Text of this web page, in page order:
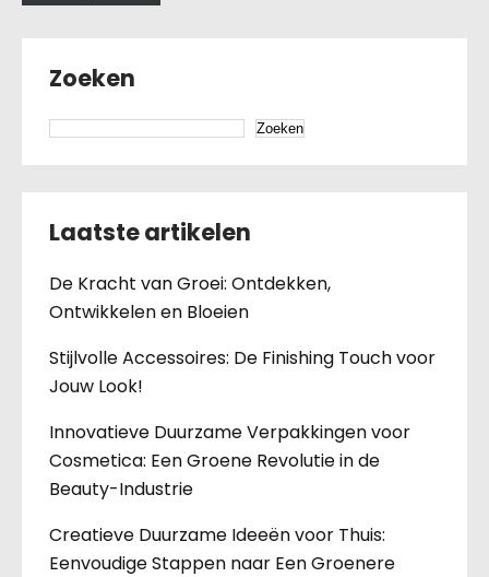
Zoeken
Zoeken
Laatste artikelen
De Kracht van Groei: Ontdekken,
Ontwikkelen en Bloeien
Stijlvolle Accessoires: De Finishing Touch voor
Jouw Look!
Innovatieve Duurzame Verpakkingen voor
Cosmetica: Een Groene Revolutie in de
Beauty-Industrie
Creatieve Duurzame Ideeën voor Thuis:
Eenvoudige Stappen naar Een Groenere